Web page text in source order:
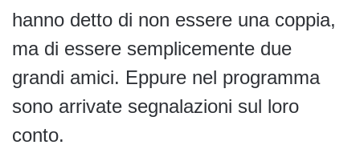
hanno detto di non essere una coppia,
ma di essere semplicemente due
grandi amici. Eppure nel programma
sono arrivate segnalazioni sul loro
conto.